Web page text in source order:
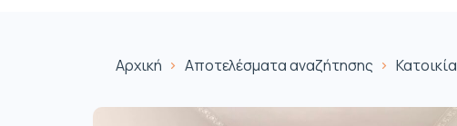
Αρχική Αποτελέσματα αναζήτησης Κατοικία